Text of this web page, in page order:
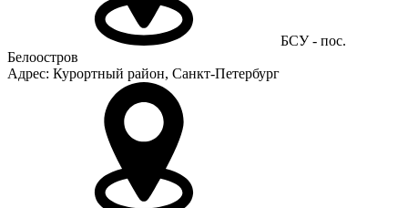
БСУ - пос.
Белоостров
Адрес: Курортный район, Санкт-Петербург